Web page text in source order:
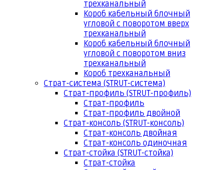
трехканальный
Короб кабельный блочный
угловой с поворотом вверх
трехканальный
Короб кабельный блочный
угловой с поворотом вниз
трехканальный
Короб трехканальный
Страт-система (STRUT-система)
Страт-профиль (STRUT-профиль)
Страт-профиль
Страт-профиль двойной
Страт-консоль (STRUT-консоль)
Страт-консоль двойная
Страт-консоль одиночная
Страт-стойка (STRUT-стойка)
Страт-стойка